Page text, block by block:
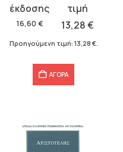
16,60 €
price
was:
16,60 €.
13,28€
τρέχουσα
τιμή
Προηγούμενη τιμή: 13,28 €.
ΑΓΟΡΑ